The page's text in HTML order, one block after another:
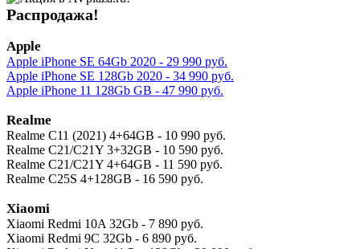
Распродажа!
Apple
Apple iPhone SE 64Gb 2020 - 29 990 руб.
Apple iPhone SE 128Gb 2020 - 34 990 руб.
Apple iPhone 11 128Gb GB - 47 990 руб.
Realme
Realme C11 (2021) 4+64GB - 10 990 руб.
Realme C21/C21Y 3+32GB - 10 590 руб.
Realme C21/C21Y 4+64GB - 11 590 руб.
Realme C25S 4+128GB - 16 590 руб.
Xiaomi
Xiaomi Redmi 10A 32Gb - 7 890 руб.
Xiaomi Redmi 9С 32Gb - 6 890 руб.